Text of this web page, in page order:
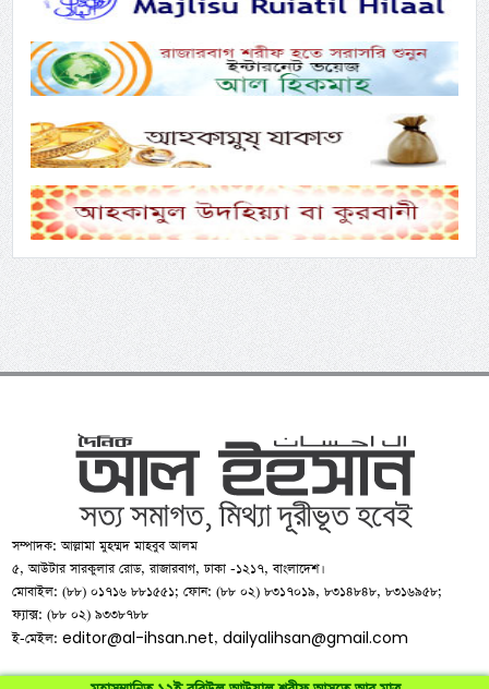
সম্পাদক: আল্লামা মুহম্মদ মাহবুব আলম
৫, আউটার সারকুলার রোড, রাজারবাগ, ঢাকা -১২১৭, বাংলাদেশ।
মোবাইল: (৮৮) ০১৭১৬ ৮৮১৫৫১; ফোন: (৮৮ ০২) ৮৩১৭০১৯, ৮৩১৪৮৪৮, ৮৩১৬৯৫৮;
ফ্যাক্স: (৮৮ ০২) ৯৩৩৮৭৮৮
ই-মেইল:editor@al-ihsan.net,dailyalihsan@gmail.com